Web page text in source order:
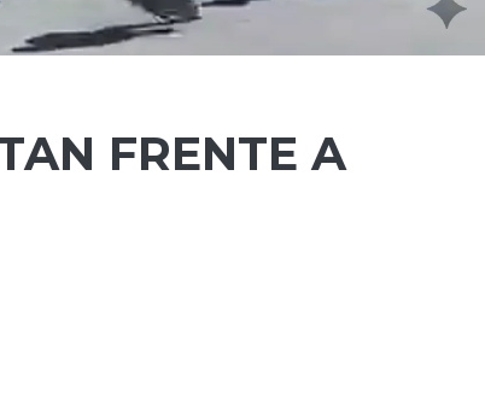
FRENTE A